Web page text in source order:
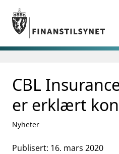
Gå til hovedinnhold
Gå til søkesiden
nettstedet
language
English
Aktuelt
Finanstilsynets registre
CBL
er erklært
Nyheter
Publisert: 16. mars 2020